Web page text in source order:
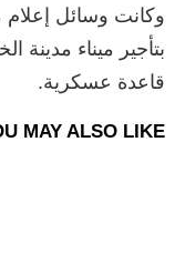
وكانت وسائل إعلام
قاعدة عسكرية.
MAY ALSO LIKE